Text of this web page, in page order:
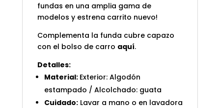
fundas en una amplia gama de
modelos y estrena carrito nuevo!
Complementa la funda cubre capazo
con el bolso de carro aquí.
Detalles:
Material: Exterior: Algodón
estampado / Alcolchado: guata
Cuidado:Lavar a mano o en lavadora